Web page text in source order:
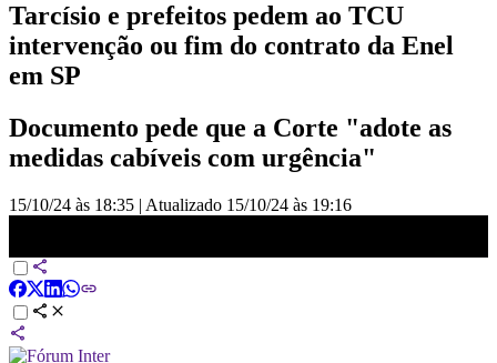
Tarcísio e prefeitos pedem ao TCU
intervenção ou fim do contrato da Enel
em SP
Documento pede que a Corte "adote as
medidas cabíveis com urgência"
15/10/24 às 18:35 | Atualizado 15/10/24 às 19:16